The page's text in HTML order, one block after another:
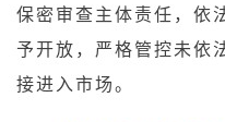
保密审查主体责任，依
予开放，严格管控未依
接进入市场。